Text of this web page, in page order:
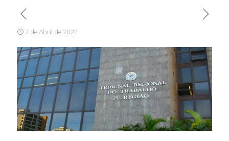
7 de Abril de 2022